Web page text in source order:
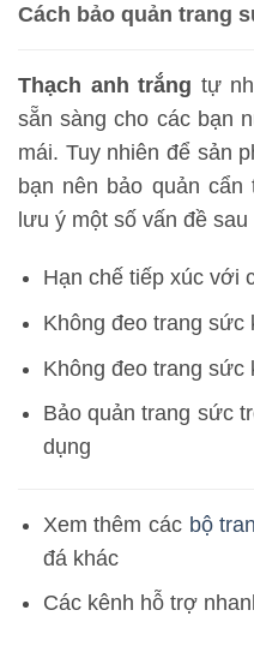
Cách bảo quản trang
Thạch anh trắng tự
sẵn sàng cho các bạn
mái. Tuy nhiên để sản
bạn nên bảo quản
lưu ý một số vấn đề sau
Hạn chế tiếp xúc với
Không đeo trang sức
Không đeo trang sức
Bảo quản trang sức
dụng
Xem thêm các bộ
đá khác
Các kênh hỗ trợ